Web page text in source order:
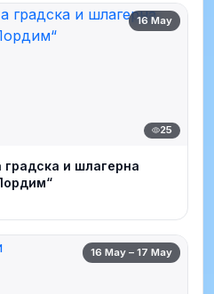
16 May
25
и шлагерна
16 May – 17 May